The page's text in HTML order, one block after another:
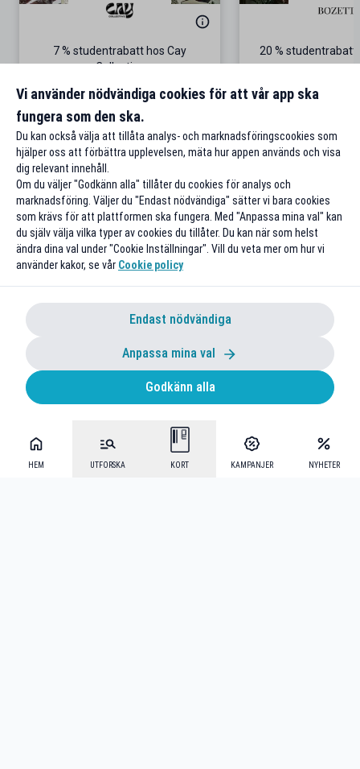
HEM UTFORSKA KORT KAMPANJER NYHETER
7 % studentrabatt hos Cay
Collective
Till rabatten
20 %
Vi använder nödvändiga cookies för att vår app ska
fungera som den ska.
Du kan också välja att tillåta analys- och marknadsföringscookies som
hjälper oss att förbättra upplevelsen, mäta hur appen används och visa
dig relevant innehåll.
Om du väljer "Godkänn alla" tillåter du cookies för analys och
marknadsföring. Väljer du "Endast nödvändiga" sätter vi bara cookies
som krävs för att plattformen ska fungera. Med "Anpassa mina val" kan
du själv välja vilka typer av cookies du tillåter. Du kan när som helst
ändra dina val under "Cookie Inställningar". Vill du veta mer om hur vi
använder kakor, se vår Cookie policy
Endast nödvändiga
Anpassa mina val
Godkänn alla